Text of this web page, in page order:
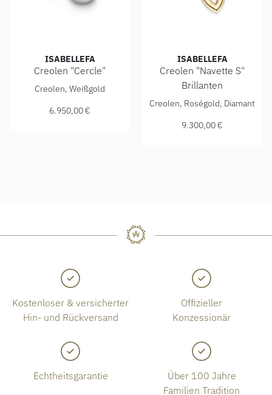
ISABELLEFA
Creolen "Cercle"
IsabelleFa Creolen "Cercle", Ref: 07318/SCREOLE-WG,
Creolen, Weißgold
6.950,00 €
ISABELLEFA
Creolen "Navette S"
Brillanten
IsabelleFa Creolen
Creolen, Roségold, Diamant
9.300,00 €
Kostenloser & versicherter
Hin- und Rückversand
Offizieller
Konzessionär
Echtheitsgarantie
Über 100 Jahre
Familien Tradition